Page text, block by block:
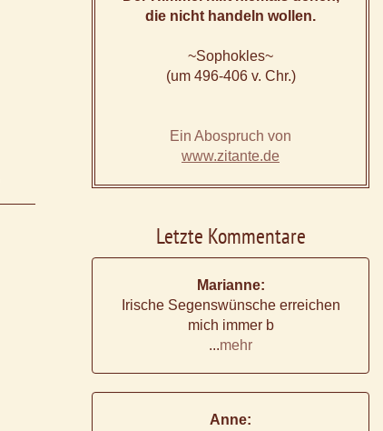
die nicht handeln wollen.
~Sophokles~
(um 496-406 v. Chr.)
Ein Abospruch von
www.zitante.de
Letzte Kommentare
Marianne:
Irische Segenswünsche erreichen
mich immer b
...mehr
Anne: